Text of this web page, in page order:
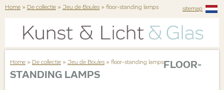
Home » De collectie » Jeu de Boules » floor-standing lamps sitemap
Home » De collectie » Jeu de Boules » floor-standing lamps FLOOR-
STANDING LAMPS